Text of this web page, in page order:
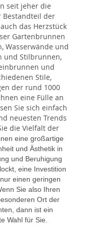
seit jeher die
Bestandteil der
das Herzstück
Gartenbrunnen
Wasserwände und
und Stilbrunnen,
und
Stile,
der rund 1000
eine Fülle an
Sie sich einfach
neuesten Trends
die Vielfalt der
eine großartige
und Ästhetik in
und Beruhigung
eine Investition
einen geringen
Sie also Ihren
Ort der
dann ist ein
Wahl für Sie.